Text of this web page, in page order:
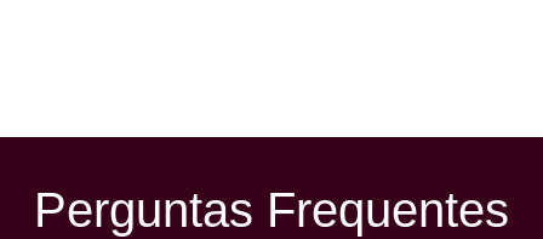
Perguntas Frequentes